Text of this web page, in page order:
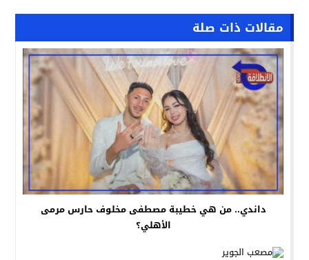
مقالات ذات صلة
داندي.. من هي خطيبة مصطفى مخلوف حارس مرمى
الأهلي؟